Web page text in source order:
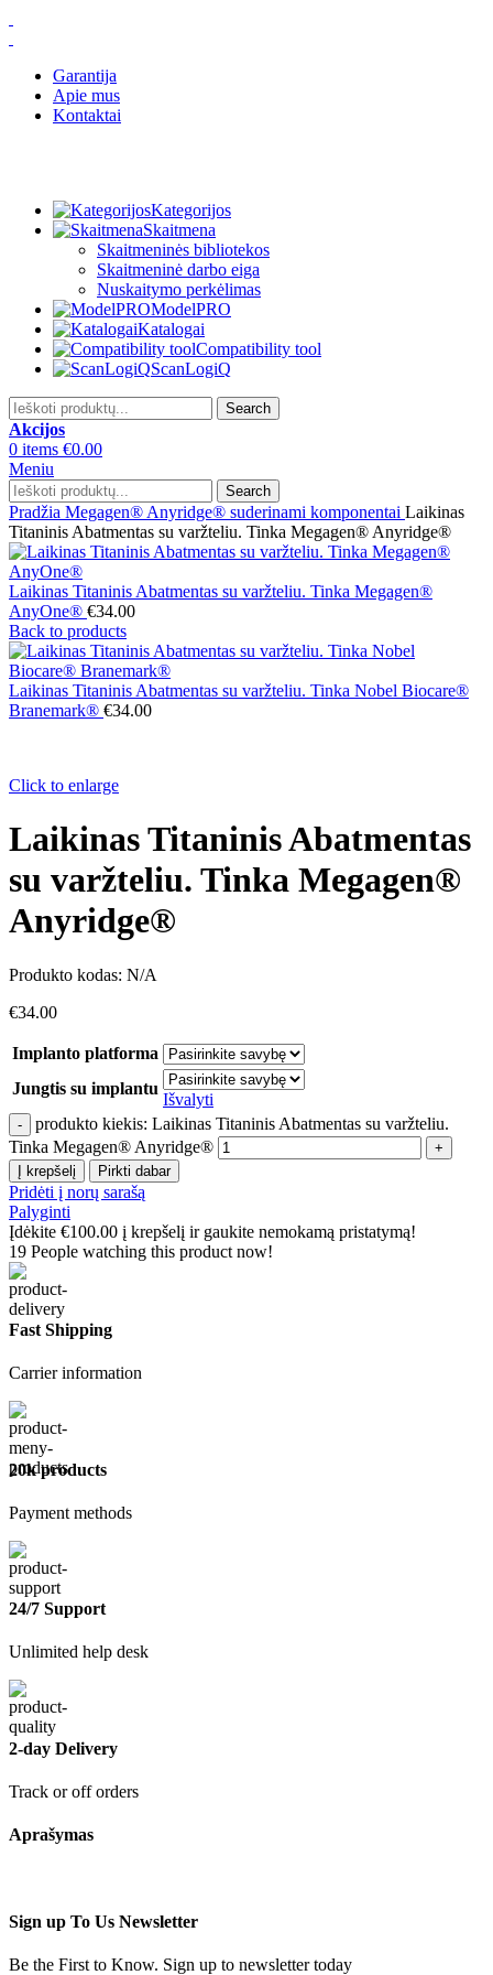
Garantija
Apie mus
Kontaktai
Kategorijos
Skaitmena
Skaitmeninės bibliotekos
Skaitmeninė darbo eiga
Nuskaitymo perkėlimas
ModelPRO
Katalogai
Compatibility tool
ScanLogiQ
Search
Akcijos
0 items €0.00
Meniu
Search
Pradžia Megagen® Anyridge® suderinami komponentai Laikinas
Titaninis Abatmentas su varžteliu. Tinka Megagen® Anyridge®
Laikinas Titaninis Abatmentas su varžteliu. Tinka Megagen®
AnyOne® €34.00
Back to products
Laikinas Titaninis Abatmentas su varžteliu. Tinka Nobel Biocare®
Branemark® €34.00
Click to enlarge
Laikinas Titaninis Abatmentas
su varžteliu. Tinka Megagen®
Anyridge®
Produkto kodas: N/A
€34.00
Implanto platforma
Jungtis su implantu
Išvalyti
produkto kiekis: Laikinas Titaninis Abatmentas su varžteliu.
Tinka Megagen® Anyridge®
Į krepšelį Pirkti dabar
Pridėti į norų sarašą
Palyginti
Įdėkite €100.00 į krepšelį ir gaukite nemokamą pristatymą!
19 People watching this product now!
Fast Shipping
Carrier information
20k products
Payment methods
24/7 Support
Unlimited help desk
2-day Delivery
Track or off orders
Aprašymas
Sign up To Us Newsletter
Be the First to Know. Sign up to newsletter today